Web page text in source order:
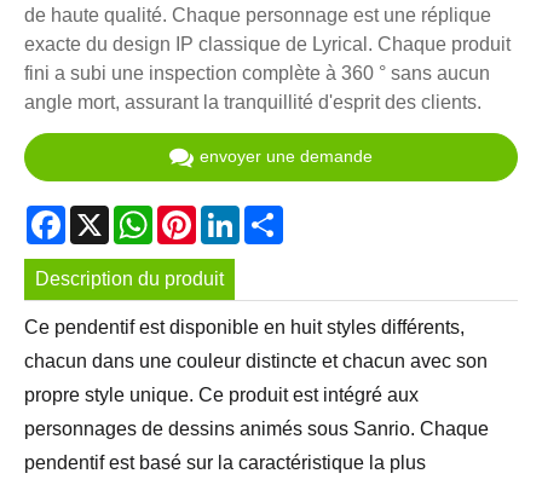
de haute qualité. Chaque personnage est une réplique
exacte du design IP classique de Lyrical. Chaque produit
fini a subi une inspection complète à 360 ° sans aucun
angle mort, assurant la tranquillité d'esprit des clients.
envoyer une demande
Facebook
X WhatsApp
PinterestLinkedIn
Description du produit
Ce pendentif est disponible en huit styles différents,
chacun dans une couleur distincte et chacun avec son
propre style unique. Ce produit est intégré aux
personnages de dessins animés sous Sanrio. Chaque
pendentif est basé sur la caractéristique la plus